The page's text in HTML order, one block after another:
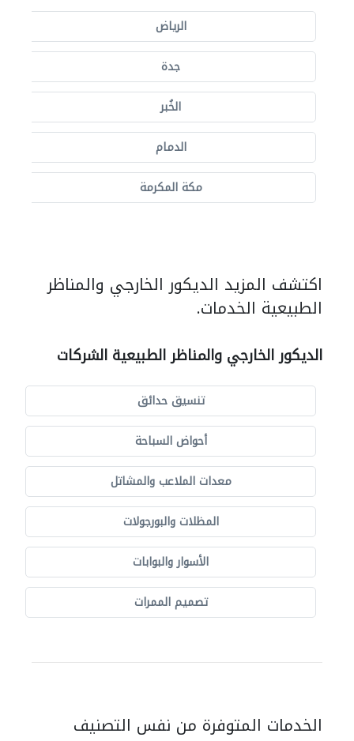
الرياض
جدة
الخُبر
الدمام
مكة المكرمة
اكتشف المزيد الديكور الخارجي والمناظر
الطبيعية الخدمات.
الديكور الخارجي والمناظر الطبيعية الشركات
تنسيق حدائق
أحواض السباحة
معدات الملاعب والمشاتل
المظلات والبورجولات
الأسوار والبوابات
تصميم الممرات
الخدمات المتوفرة من نفس التصنيف